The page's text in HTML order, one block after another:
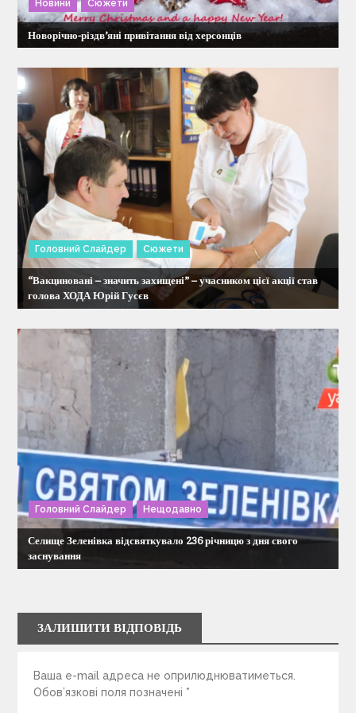
п
и
с
і
в
Новини Сюжети
Новорічно-різдв’яні привітання від херсонців
Головний Слайдер Сюжети
“Вакциновані – значить захищені” – учасником цієї акції став
голова ХОДА Юрій Гусєв
Головний Слайдер Нещодавно
Селище Зеленівка відсвяткувало 236 річницю з дня свого
заснування
ЗАЛИШИТИ ВІДПОВІДЬ
Ваша e-mail адреса не оприлюднюватиметься.
Обов’язкові поля позначені *